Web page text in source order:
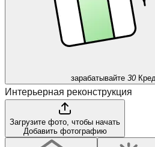
зарабатывайте 30
Интерьерная реконструкция
Загрузите фото, чтобы начать
Добавить фотографию